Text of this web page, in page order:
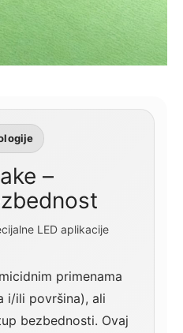
–
LED aplikacije
primenama
i/ili površina), ali
bezbednosti. Ovaj